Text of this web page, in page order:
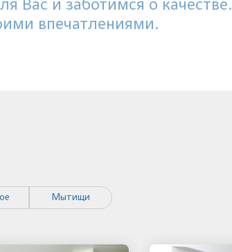
Вас и заботимся о качестве.
впечатлениями.
Мытищи